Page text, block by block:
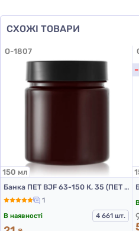
СХОЖІ ТОВАРИ
O-1807
150 мл
Банка ПЕТ BJF 63-150 К, 35 (ПЕТ банки 150 мл)
1
В наявності
4 661 шт.